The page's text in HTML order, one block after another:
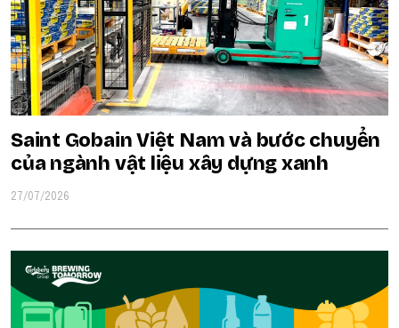
Saint Gobain Việt Nam và bước chuyển
của ngành vật liệu xây dựng xanh
27/07/2026